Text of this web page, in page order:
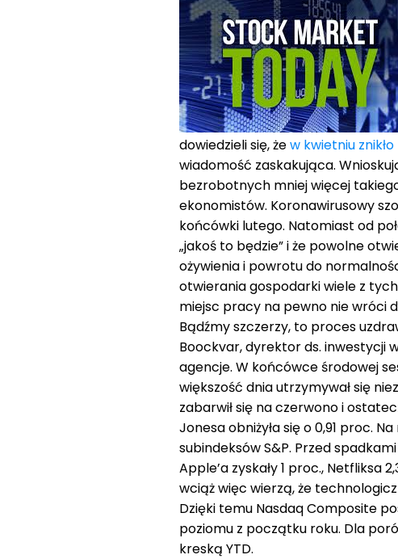
dowiedzieli się, żew kwietniu
wiadomość zaskakująca.
bezrobotnych mniej więcej
ekonomistów. Koronawirusowy
końcówki lutego. Natomiast od
„jakoś to będzie” i że powolne
ożywienia i powrotu do
otwierania gospodarki wiele z
miejsc pracy na pewno nie wróci
Bądźmy szczerzy, to proces
Boockvar, dyrektor ds. inwestycji
agencje. W końcówce środowej
większość dnia utrzymywał się
zabarwił się na czerwono i
Jonesa obniżyła się o 0,91 proc.
subindeksów S&P. Przed
Apple’a zyskały 1 proc., Netfliksa
wciąż więc wierzą, że
Dzięki temu Nasdaq Composite
poziomu z początku roku. Dla
kreską YTD.